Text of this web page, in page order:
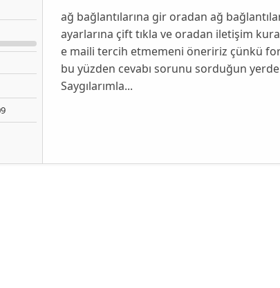
ağ bağlantılarına gir oradan ağ
ayarlarına çift tıkla ve oradan iletişim
e maili tercih etmemeni öneririz çünkü
bu yüzden cevabı sorunu sorduğun yerde
Saygılarımla...